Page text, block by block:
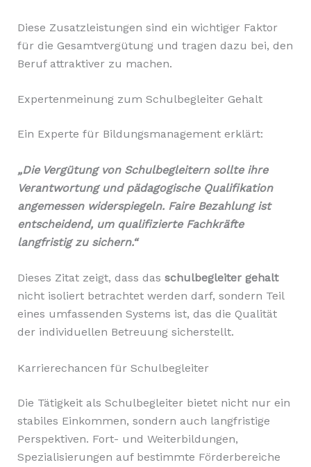
Diese Zusatzleistungen sind ein wichtiger Faktor
für die Gesamtvergütung und tragen dazu bei, den
Beruf attraktiver zu machen.
Expertenmeinung zum Schulbegleiter Gehalt
Ein Experte für Bildungsmanagement erklärt:
„Die Vergütung von Schulbegleitern sollte ihre
Verantwortung und pädagogische Qualifikation
angemessen widerspiegeln. Faire Bezahlung ist
entscheidend, um qualifizierte Fachkräfte
langfristig zu sichern.“
Dieses Zitat zeigt, dass das schulbegleiter gehalt
nicht isoliert betrachtet werden darf, sondern Teil
eines umfassenden Systems ist, das die Qualität
der individuellen Betreuung sicherstellt.
Karrierechancen für Schulbegleiter
Die Tätigkeit als Schulbegleiter bietet nicht nur ein
stabiles Einkommen, sondern auch langfristige
Perspektiven. Fort- und Weiterbildungen,
Spezialisierungen auf bestimmte Förderbereiche